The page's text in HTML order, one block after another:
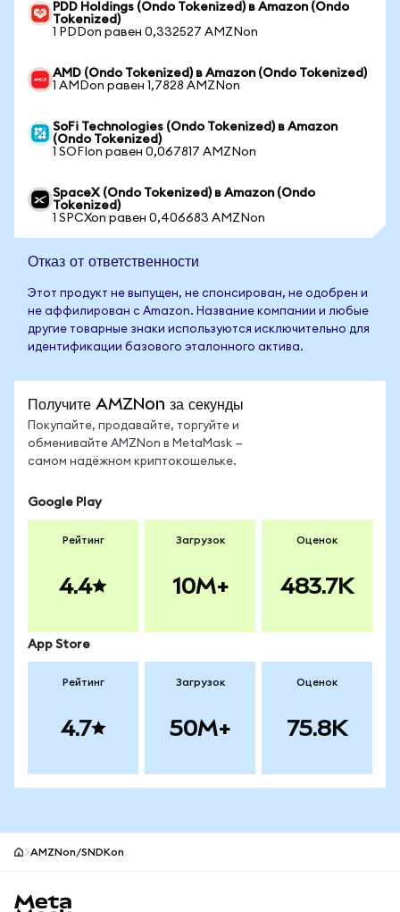
PDD Holdings (Ondo Tokenized) в Amazon (Ondo
Tokenized)
1 PDDon равен 0,332527 AMZNon
AMD (Ondo Tokenized) в Amazon (Ondo Tokenized)
1 AMDon равен 1,7828 AMZNon
SoFi Technologies (Ondo Tokenized) в Amazon
(Ondo Tokenized)
1 SOFIon равен 0,067817 AMZNon
SpaceX (Ondo Tokenized) в Amazon (Ondo
Tokenized)
1 SPCXon равен 0,406683 AMZNon
Отказ от ответственности
Этот продукт не выпущен, не спонсирован, не одобрен и
не аффилирован с Amazon. Название компании и любые
другие товарные знаки используются исключительно для
идентификации базового эталонного актива.
Получите AMZNon за секунды
Покупайте, продавайте, торгуйте и
обменивайте AMZNon в MetaMask —
самом надёжном криптокошельке.
Google Play
Рейтинг
4.4
Загрузок
10M+
Оценок
483.7K
App Store
Рейтинг
4.7
Загрузок
50M+
Оценок
75.8K
AMZNon/SNDKon